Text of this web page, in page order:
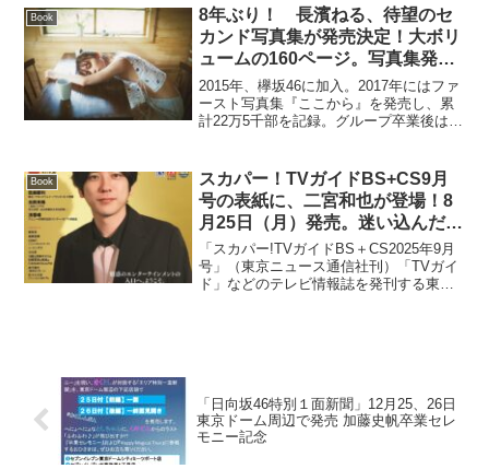
嶌果歩ちゃん。藤嶌果歩ちゃんの両面ポ
スター...
Book
8年ぶり！ 長濱ねる、待望のセ
カンド写真集が発売決定！大ボリ
ュームの160ページ。写真集発売
イベントも実施予定！ 先行カッ
ト、本人コメントも掲載
2015年、欅坂46に加入。2017年にはファ
ースト写真集『ここから』を発売し、累
計22万5千部を記録。グループ卒業後は俳
現者として多彩な顔を見せてきた長濱ね
るが7...
Book
スカパー！TVガイドBS+CS9月
号の表紙に、二宮和也が登場！8
月25日（月）発売。迷い込んだ地
下通路の出口へー向にたどり着け
ない“迷う男”を演じた二宮。演者
としてだけでなく脚本協力として
「スカパー!TVガイドBS＋CS2025年9月
号」（東京ニュース通信社刊）「TVガイ
ド」などのテレビ情報誌を発刊する東京
「日向坂46特別１面新聞」12月25、26日
東京ドーム周辺で発売 加藤史帆卒業セレ
モニー記念